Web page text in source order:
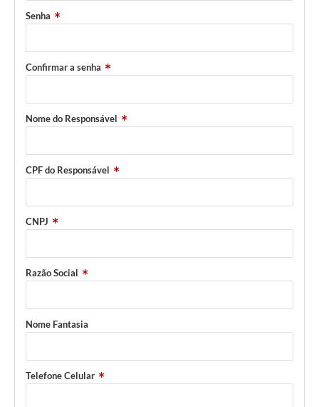
Senha
Confirmar a senha
Nome do Responsável
CPF do Responsável
CNPJ
Razão Social
Nome Fantasia
Telefone Celular